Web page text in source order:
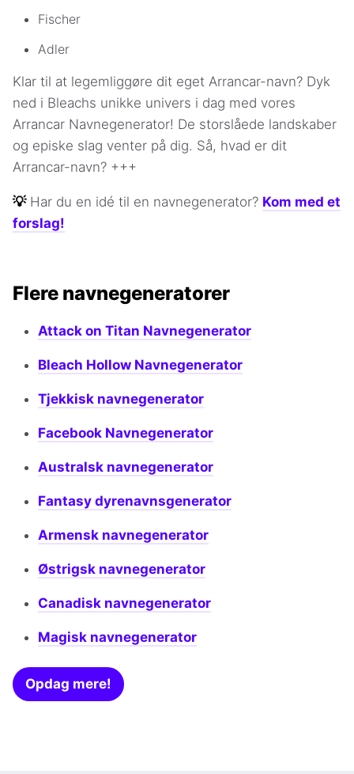
Fischer
Adler
Klar til at legemliggøre dit eget Arrancar-navn? Dyk
ned i Bleachs unikke univers i dag med vores
Arrancar Navnegenerator! De storslåede landskaber
og episke slag venter på dig. Så, hvad er dit
Arrancar-navn? +++
💡 Har du en idé til en navnegenerator? Kom med et
forslag!
Flere navnegeneratorer
Attack on Titan Navnegenerator
Bleach Hollow Navnegenerator
Tjekkisk navnegenerator
Facebook Navnegenerator
Australsk navnegenerator
Fantasy dyrenavnsgenerator
Armensk navnegenerator
Østrigsk navnegenerator
Canadisk navnegenerator
Magisk navnegenerator
Opdag mere!